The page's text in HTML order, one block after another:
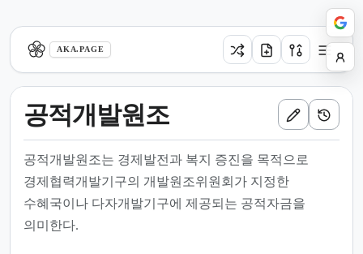
AKA.PAGE
공적개발원조
공적개발원조는 경제발전과 복지 증진을 목적으로
경제협력개발기구의 개발원조위원회가 지정한
수혜국이나 다자개발기구에 제공되는 공적자금을
의미한다.